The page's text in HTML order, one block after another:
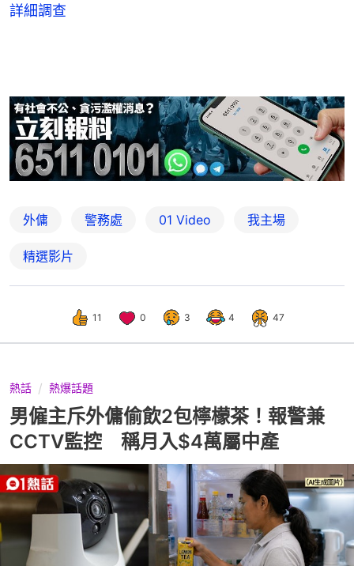
詳細調查
外傭 警務處 01 Video 我主場
精選影片
11 0 3 4 47
熱話 熱爆話題
男僱主斥外傭偷飲2包檸檬茶！報警兼
CCTV監控 稱月入$4萬屬中產